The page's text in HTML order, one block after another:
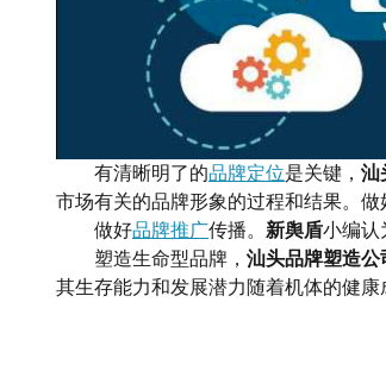
有清晰明了的品牌定位是关键， 汕
市场有关的品牌形象的过程和结果。 做
做好品牌推广传播。 新舆盾小编认
塑造生命型品牌， 汕头品牌塑造公
其生存能力和发展潜力随着机体的健康